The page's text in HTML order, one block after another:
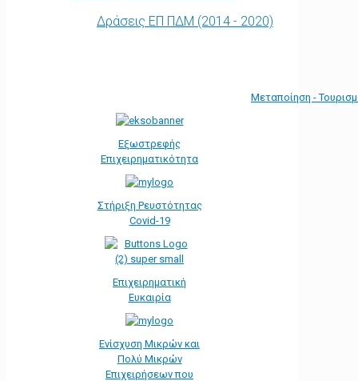
Δράσεις ΕΠ ΠΔΜ (2014 - 2020)
Μεταποίηση -
Εξωστρεφής
Επιχειρηματικότητα
Στήριξη Ρευστότητας
Covid-19
Επιχειρηματική
Ευκαιρία
Ενίσχυση Μικρών και
Πολύ Μικρών
Επιχειρήσεων που